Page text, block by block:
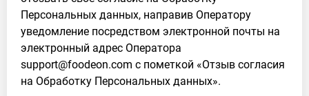
Персональных данных, направив Оператору
уведомление посредством электронной почты на
электронный адрес Оператора
support@foodeon.com с пометкой «Отзыв согласия
на Обработку Персональных данных».